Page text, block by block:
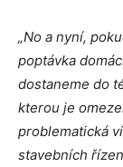
„No a nyní,
poptávka
dostaneme do
kterou je
problematická
stavebních